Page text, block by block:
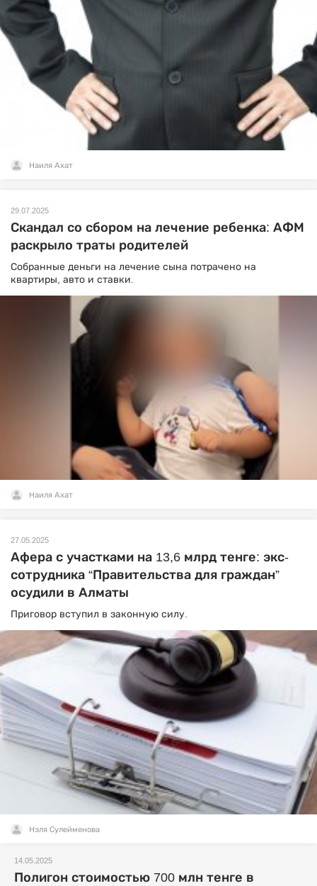
Наиля Ахат
29.07.2025
Скандал со сбором на лечение ребенка: АФМ
раскрыло траты родителей
Собранные деньги на лечение сына потрачено на
квартиры, авто и ставки.
Наиля Ахат
27.05.2025
Афера с участками на 13,6 млрд тенге: экс-
сотрудника “Правительства для граждан”
осудили в Алматы
Приговор вступил в законную силу.
Нэля Сулейменова
14.05.2025
Полигон стоимостью 700 млн тенге в